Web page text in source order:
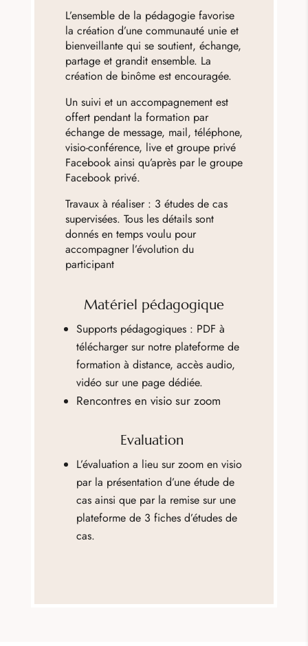
L’ensemble de la pédagogie favorise
la création d’une communauté unie et
bienveillante qui se soutient, échange,
partage et grandit ensemble. La
création de binôme est encouragée.
Un suivi et un accompagnement est
offert pendant la formation par
échange de message, mail, téléphone,
visio-conférence, live et groupe privé
Facebook ainsi qu’après par le groupe
Facebook privé.
Travaux à réaliser : 3 études de cas
supervisées. Tous les détails sont
donnés en temps voulu pour
accompagner l’évolution du
participant
Matériel pédagogique
Supports pédagogiques : PDF à
télécharger sur notre plateforme de
formation à distance, accès audio,
vidéo sur une page dédiée.
Rencontres en visio sur zoom
Evaluation
L’évaluation a lieu sur zoom en visio
par la présentation d’une étude de
cas ainsi que par la remise sur une
plateforme de 3 fiches d’études de
cas.